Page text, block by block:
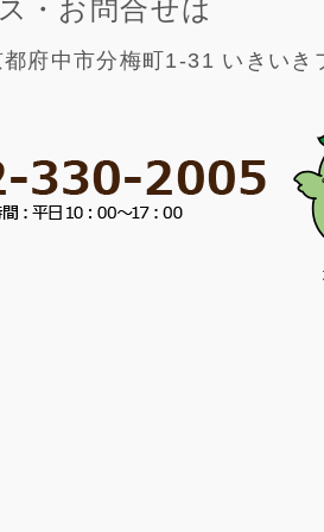
・お問合せは
府中市分梅町1-31 いきいき